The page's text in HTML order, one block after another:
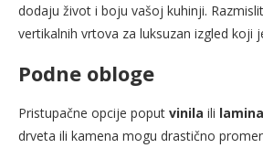
dodaju život i boju vašoj kuhinji.
vertikalnih vrtova za luksuzan izgled koji
Podne obloge
Pristupačne opcije poput vinila ili
drveta ili kamena mogu drastično